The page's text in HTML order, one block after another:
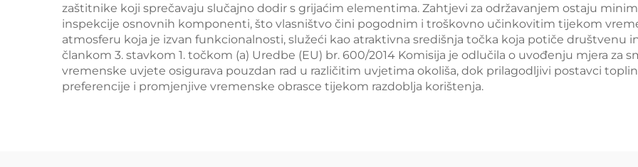
zaštitnike koji sprečavaju slučajno dodir s grijaćim elementima. Zahtjevi za održavanjem ostaju
inspekcije osnovnih komponenti, što vlasništvo čini pogodnim i troškovno učinkovitim tijekom
atmosferu koja je izvan funkcionalnosti, služeći kao atraktivna središnja točka koja potiče društvenu
člankom 3. stavkom 1. točkom (a) Uredbe (EU) br. 600/2014 Komisija je odlučila o uvođenju mjera za
vremenske uvjete osigurava pouzdan rad u različitim uvjetima okoliša, dok prilagodljivi postavci
preferencije i promjenjive vremenske obrasce tijekom razdoblja korištenja.